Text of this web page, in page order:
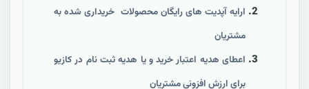
ارايه آپدیت های رایگان محصولات خریداری شده به
مشتريان
اعطای هدیه اعتبار خرید و یا هدیه ثبت نام در کازیو
برای ارزش افزونی مشتریان